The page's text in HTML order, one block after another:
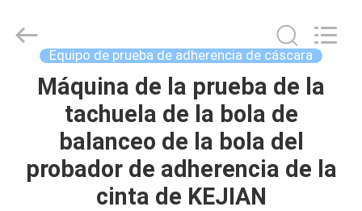
HOGAR
PRODUCTOS
SOBRE
INSTRUMENT
CO.,LTD.
Equipo de prueba de adherencia de cáscara
Máquina de la prueba de la
tachuela de la bola de
balanceo de la bola del
probador de adherencia de la
cinta de KEJIAN